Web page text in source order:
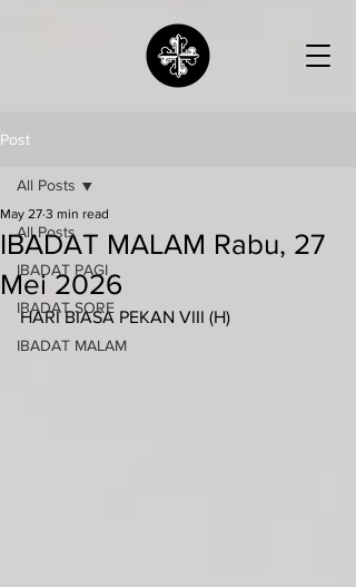
Post
All Posts
IBADAT PAGI
IBADAT SORE
IBADAT MALAM
All Posts
IBADAT MALAM Rabu, 27
Mei 2026
May 27 3 min read
HARI BIASA PEKAN VIII (H)